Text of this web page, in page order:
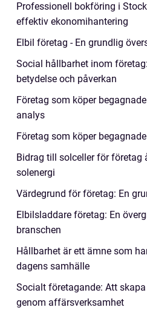
Professionell bokföring i
effektiv ekonomihantering
Elbil företag - En grundlig
Social hållbarhet inom
betydelse och påverkan
Företag som köper
analys
Företag som köper
Bidrag till solceller för företag
solenergi
Värdegrund för företag: En
Elbilsladdare företag: En
branschen
Hållbarhet är ett ämne som
dagens samhälle
Socialt företagande: Att
genom affärsverksamhet